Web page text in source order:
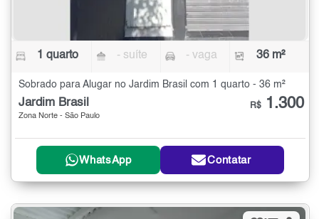
1 quarto - suíte - vaga 36 m²
Sobrado para Alugar no Jardim Brasil com 1 quarto - 36 m²
Jardim Brasil
Zona Norte - São Paulo
R$ 1.300
WhatsApp Contatar